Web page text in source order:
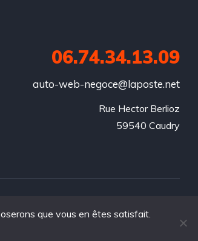
06.74.34.13.09
auto-web-negoce@laposte.net
Rue Hector Berlioz
59540 Caudry
que vous en êtes satisfait.